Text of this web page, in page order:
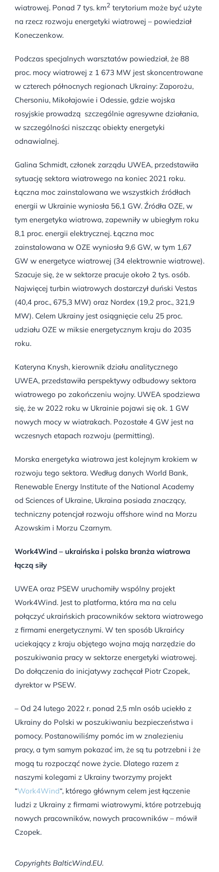
wiatrowej. Ponad 7 tys. km2 terytorium może być użyte
na rzecz rozwoju energetyki wiatrowej – powiedział
Koneczenkow.
Podczas specjalnych warsztatów powiedział, że 88
proc. mocy wiatrowej z 1 673 MW jest skoncentrowane
w czterech północnych regionach Ukrainy: Zaporożu,
Chersoniu, Mikołajowie i Odessie, gdzie wojska
rosyjskie prowadzą szczególnie agresywne działania,
w szczególności niszcząc obiekty energetyki
odnawialnej.
Galina Schmidt, członek zarządu UWEA, przedstawiła
sytuację sektora wiatrowego na koniec 2021 roku.
Łączna moc zainstalowana we wszystkich źródłach
energii w Ukrainie wyniosła 56,1 GW. Źródła OZE, w
tym energetyka wiatrowa, zapewniły w ubiegłym roku
8,1 proc. energii elektrycznej. Łączna moc
zainstalowana w OZE wyniosła 9,6 GW, w tym 1,67
GW w energetyce wiatrowej (34 elektrownie wiatrowe).
Szacuje się, że w sektorze pracuje około 2 tys. osób.
Najwięcej turbin wiatrowych dostarczył duński Vestas
(40,4 proc., 675,3 MW) oraz Nordex (19,2 proc., 321,9
MW). Celem Ukrainy jest osiągnięcie celu 25 proc.
udziału OZE w miksie energetycznym kraju do 2035
roku.
Kateryna Knysh, kierownik działu analitycznego
UWEA, przedstawiła perspektywy odbudowy sektora
wiatrowego po zakończeniu wojny. UWEA spodziewa
się, że w 2022 roku w Ukrainie pojawi się ok. 1 GW
nowych mocy w wiatrakach. Pozostałe 4 GW jest na
wczesnych etapach rozwoju (permitting).
Morska energetyka wiatrowa jest kolejnym krokiem w
rozwoju tego sektora. Według danych World Bank,
Renewable Energy Institute of the National Academy
od Sciences of Ukraine, Ukraina posiada znaczący,
techniczny potencjał rozwoju offshore wind na Morzu
Azowskim i Morzu Czarnym.
Work4Wind – ukraińska i polska branża wiatrowa
łączą siły
UWEA oraz PSEW uruchomiły wspólny projekt
Work4Wind. Jest to platforma, która ma na celu
połączyć ukraińskich pracowników sektora wiatrowego
z firmami energetycznymi. W ten sposób Ukraińcy
uciekający z kraju objętego wojna mają narzędzie do
poszukiwania pracy w sektorze energetyki wiatrowej.
Do dołączenia do inicjatywy zachęcał Piotr Czopek,
dyrektor w PSEW.
– Od 24 lutego 2022 r. ponad 2,5 mln osób uciekło z
Ukrainy do Polski w poszukiwaniu bezpieczeństwa i
pomocy. Postanowiliśmy pomóc im w znalezieniu
pracy, a tym samym pokazać im, że są tu potrzebni i że
mogą tu rozpocząć nowe życie. Dlatego razem z
naszymi kolegami z Ukrainy tworzymy projekt
“Work4Wind“, którego głównym celem jest łączenie
ludzi z Ukrainy z firmami wiatrowymi, które potrzebują
nowych pracowników, nowych pracowników – mówił
Czopek.
Copyrights BalticWind.EU.